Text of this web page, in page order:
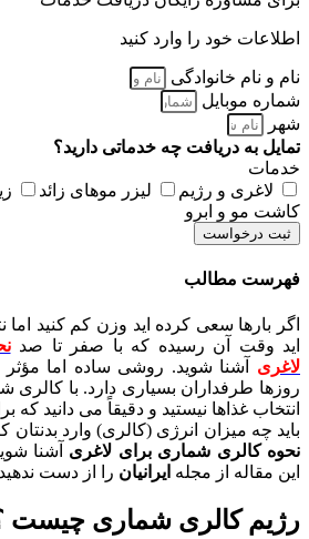
اطلاعات خود را وارد کنید
نام و نام خانوادگی
شماره موبایل
شهر
تمایل به دریافت چه خدماتی دارید؟
خدمات
لاغری و رژیم
لیزر موهای زائد
کاشت مو و ابرو
ثبت درخواست
فهرست مطالب
اگر بارها سعی کرده اید وزن کم کنید اما
اید وقت آن رسیده که با صفر تا صد
لاغری آشنا شوید. روشی ساده اما
روزها طرفداران بسیاری دارد. با
انتخاب غذاها نیستید و دقیقاً می دانید
باید چه میزان انرژی (کالری) وارد بدنتان
نحوه کالری شماری برای لاغری آشنا
این مقاله از مجله ایرانیان را از دست
رژیم کالری شماری چیست